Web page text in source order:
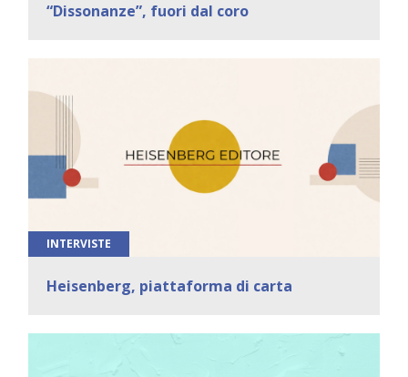
“Dissonanze”, fuori dal coro
INTERVISTE
Heisenberg, piattaforma di carta